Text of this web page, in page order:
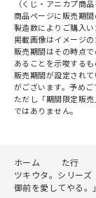
（くじ・アニカプ商品
商品ページに販売期
製造数によりご購入い
掲載画像はイメージ
販売期間はその時点
あることを示唆するも
販売期間が設定され
がございます。予めご
ただし「期間限定販
ではありません。
ホーム た行
ツキウタ。シリー
御前を愛してやる。」